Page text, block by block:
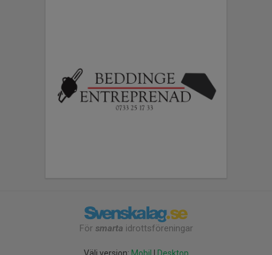
För smarta idrottsföreningar